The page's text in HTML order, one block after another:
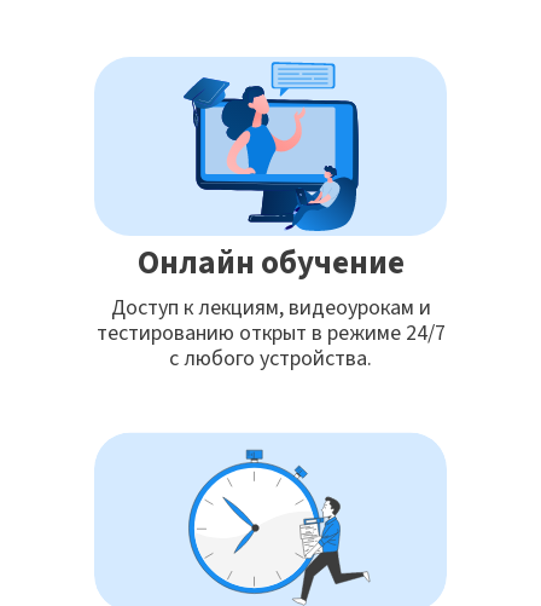
Онлайн обучение
Доступ к лекциям, видеоурокам и
тестированию открыт в режиме 24/7
с любого устройства.